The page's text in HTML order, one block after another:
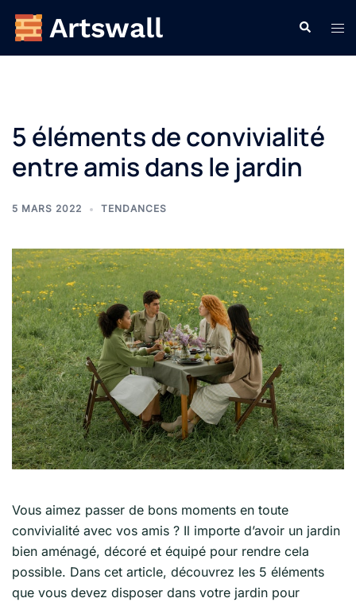
5 éléments de convivialité
entre amis dans le jardin
5 MARS 2022 TENDANCES
Vous aimez passer de bons moments en toute
convivialité avec vos amis ? Il importe d’avoir un jardin
bien aménagé, décoré et équipé pour rendre cela
possible. Dans cet article, découvrez les 5 éléments
que vous devez disposer dans votre jardin pour